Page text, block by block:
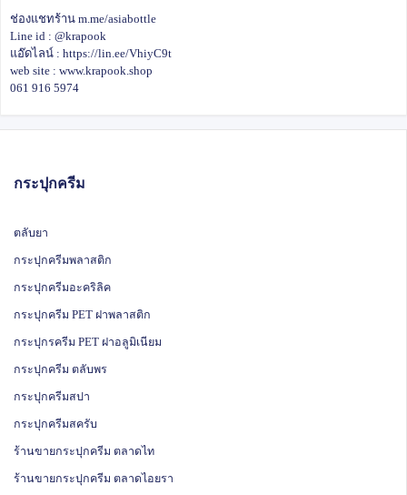
ช่องแชทร้าน m.me/asiabottle
Line id : @krapook
แอ๊ดไลน์ : https://lin.ee/VhiyC9t
web site : www.krapook.shop
061 916 5974
กระปุกครีม
ตลับยา
กระปุกครีมพลาสติก
กระปุกครีมอะคริลิค
กระปุกครีม PET ฝาพลาสติก
กระปุกรครีม PET ฝาอลูมิเนียม
กระปุกครีม ตลับพร
กระปุกครีมสปา
กระปุกครีมสครับ
ร้านขายกระปุกครีม ตลาดไท
ร้านขายกระปุกครีม ตลาดไอยรา